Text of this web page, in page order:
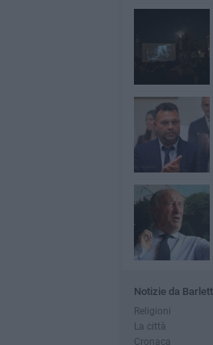
Notizie da
Religioni
La città
Cronaca